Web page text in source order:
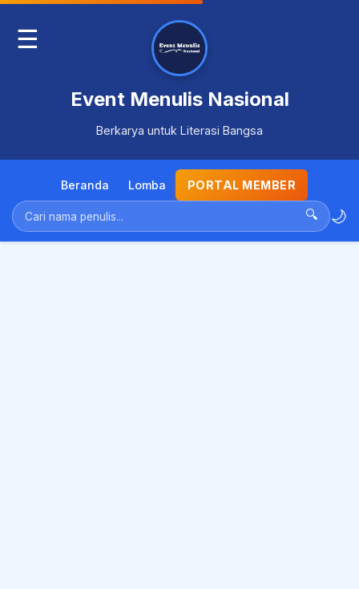
☰
Event Menulis Nasional
Berkarya untuk Literasi Bangsa
Beranda Lomba PORTAL MEMBER
🔍 🌙